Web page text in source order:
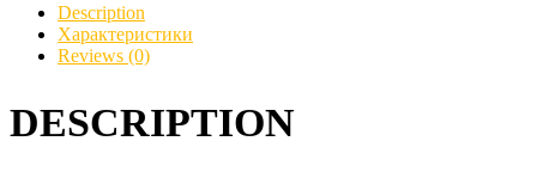
Description
Характеристики
Reviews (0)
DESCRIPTION